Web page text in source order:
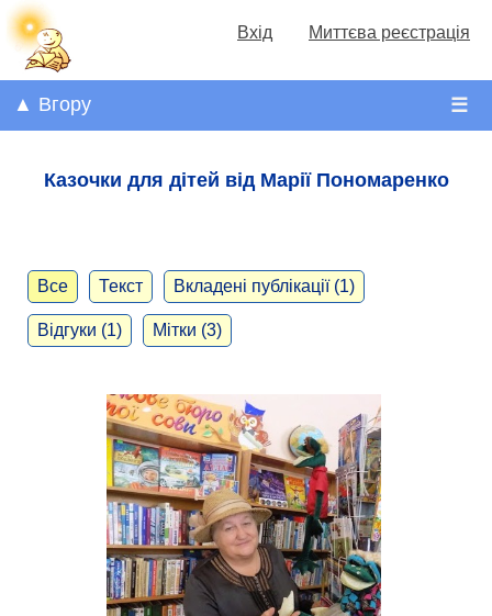
Вхід Миттєва реєстрація
☰
▲ Вгору
Казочки для дітей від Марії Пономаренко
Все Текст Вкладені публікації (1)
Відгуки (1) Мітки (3)